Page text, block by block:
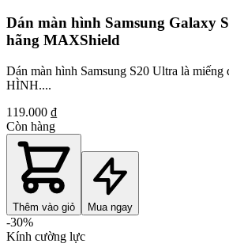
Dán màn hình Samsung Galaxy
hãng MAXShield
Dán màn hình Samsung S20 Ultra là
HÌNH....
119.000 ₫
Còn hàng
Thêm vào giỏ Mua ngay
-30%
Kính cường lực